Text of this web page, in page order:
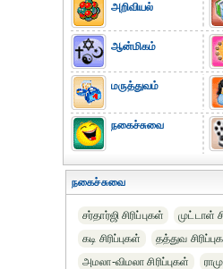
அறிவியல்
ஆன்மிகம்
மருத்துவம்
நகைச்சுவை
நகைச்சுவை
சர்தார்ஜி சிரிப்புகள்
முட்டாள்
கடி சிரிப்புகள்
தத்துவ
அமலா-விமலா சிரிப்புகள்